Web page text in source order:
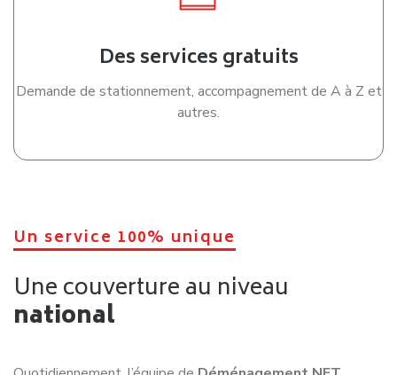
Des services gratuits
Demande de stationnement, accompagnement de A à Z et
autres.
Un service 100% unique
Une couverture au niveau
national